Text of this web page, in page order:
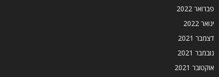
פברואר 2022
ינואר 2022
דצמבר 2021
נובמבר 2021
אוקטובר 2021